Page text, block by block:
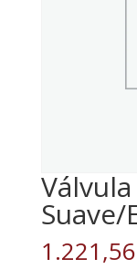
Suave/
1.221,56